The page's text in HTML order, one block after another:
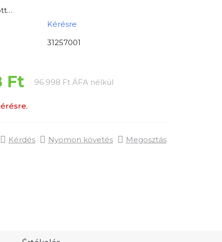
Kérésre
31257001
Ft 96 998 Ft ÁFA nélkülEgységár:
Kérdés Nyomon követés Megosztás